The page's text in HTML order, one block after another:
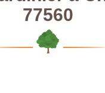
77560